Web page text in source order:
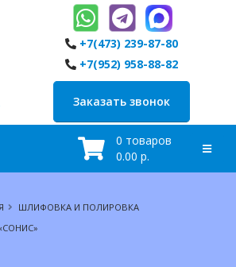
+7(473) 239-87-80
+7(952) 958-88-82
Заказать звонок
0 товаров
0.00 р.
ШЛИФОВКА И ПОЛИРОВКА